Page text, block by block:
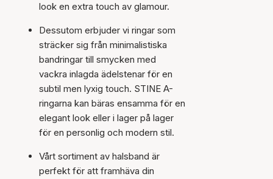
look en extra touch av glamour.
Dessutom erbjuder vi ringar som
sträcker sig från minimalistiska
bandringar till smycken med
vackra inlagda ädelstenar för en
subtil men lyxig touch. STINE A-
ringarna kan bäras ensamma för en
elegant look eller i lager på lager
för en personlig och modern stil.
Vårt sortiment av halsband är
perfekt för att framhäva din